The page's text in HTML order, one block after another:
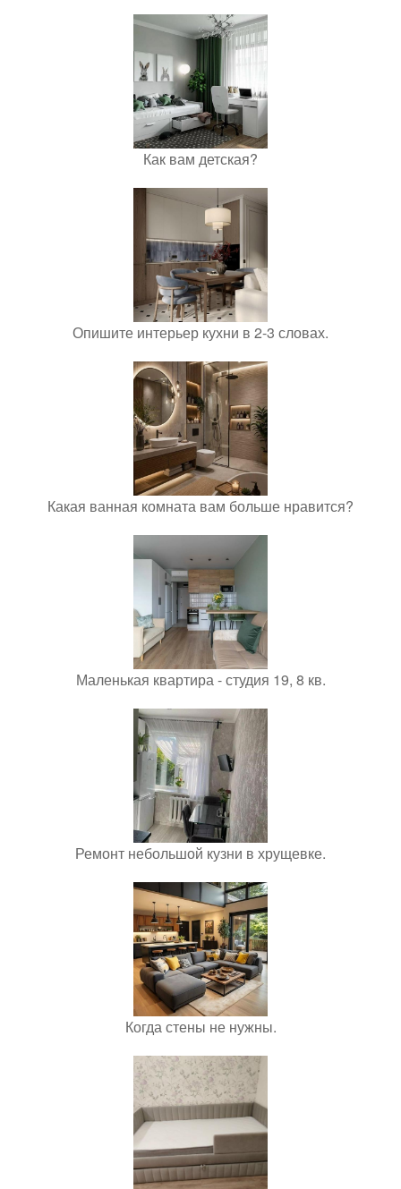
Как вам детская?
Опишите интерьер кухни в 2-3 словах.
Какая ванная комната вам больше нравится?
Маленькая квартира - студия 19, 8 кв.
Ремонт небольшой кузни в хрущевке.
Когда стены не нужны.